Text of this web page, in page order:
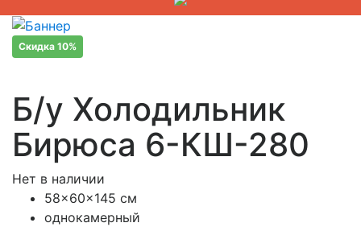
Скидка 10%
Б/у Холодильник
Бирюса 6-КШ-280
Нет в наличии
58x60x145 см
однокамерный